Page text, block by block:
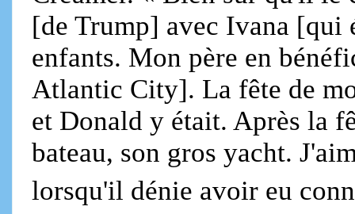
[de Trump] avec Ivana [qui
enfants. Mon père en
Atlantic City]. La fête de
et Donald y était. Après la
bateau, son gros yacht.
lorsqu'il dénie avoir eu